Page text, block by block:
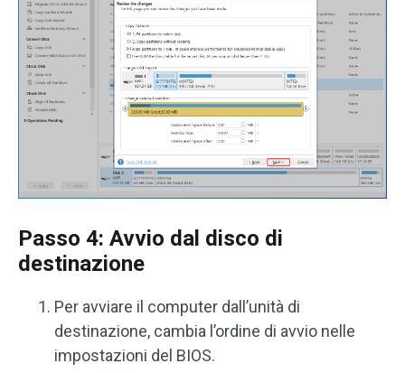
Passo 4: Avvio dal disco di
destinazione
Per avviare il computer dall’unità di
destinazione, cambia l’ordine di avvio nelle
impostazioni del BIOS.